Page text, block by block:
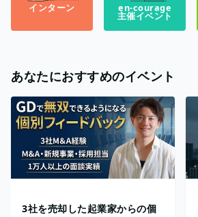
インターン en-courage
主催イベント
あなたにおすすめのイベント
3社を売却した起業家からの個